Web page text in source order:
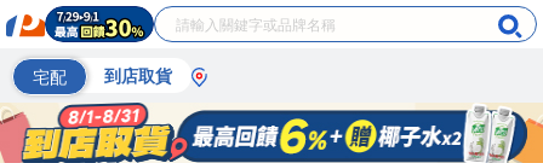
宅配 到店取貨